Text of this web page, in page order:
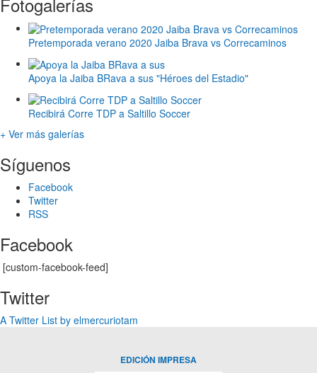
Pretemporada verano 2020 Jaiba Brava vs Correcaminos
Apoya la Jaiba BRava a sus "Héroes del Estadio"
Recibirá Corre TDP a Saltillo Soccer
+ Ver más galerías
Síguenos
Facebook
Twitter
RSS
Facebook
[custom-facebook-feed]
Twitter
A Twitter List by elmercuriotam
EDICIÓN IMPRESA